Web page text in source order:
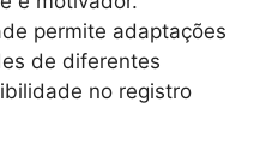
permite adaptações
de diferentes
no registro